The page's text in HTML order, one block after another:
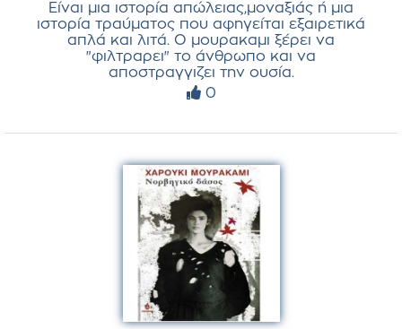
Είναι μια ιστορία απώλειας,μοναξιάς ή μια
ιστορία τραύματος που αφηγείται εξαιρετικά
απλά και λιτά. Ο μουρακαμι ξέρει να
"φιλτραρει" το άνθρωπο και να
αποστραγγιζει την ουσία.
0